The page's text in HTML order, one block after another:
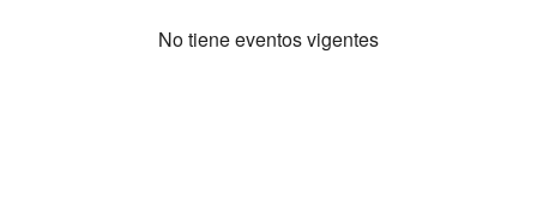
No tiene eventos vigentes